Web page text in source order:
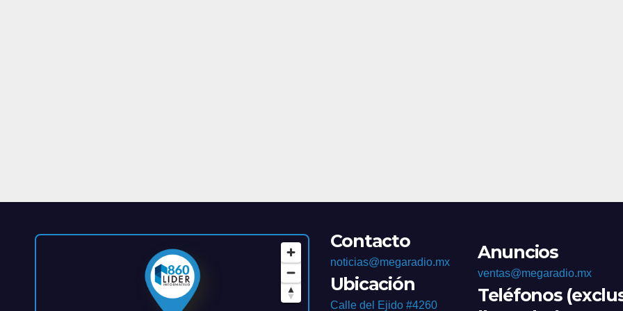
Contacto
noticias@megaradio.mx
Ubicación
Calle del Ejido #4260
Anuncios
ventas@megaradio.mx
Teléfonos